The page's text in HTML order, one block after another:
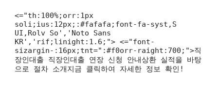
<="th:100%;orr:1px
soli;ius:12px;:#fafafa;font-fa-syst,S
UI,Rolv So','Noto Sans
KR','rif;linight:1.6;"> <="font-
sizargin-:16px;tnt=":#f0orr-raight:700;">직
장인대출 직장인대출 연장 신청 안내상환 실적을 바탕
으로 절차 소개지금 클릭하여 자세한 정보 확인!